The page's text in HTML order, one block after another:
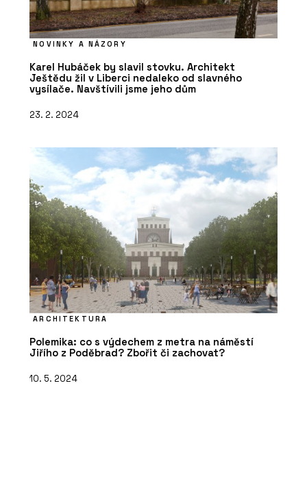
NOVINKY A NÁZORY
Karel Hubáček by slavil stovku. Architekt
Ještědu žil v Liberci nedaleko od slavného
vysílače. Navštívili jsme jeho dům
23. 2. 2024
ARCHITEKTURA
Polemika: co s výdechem z metra na náměstí
Jiřího z Poděbrad? Zbořit či zachovat?
10. 5. 2024